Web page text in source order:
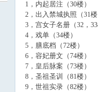
1，内起居注（30楼）
2，出入禁城执照（31楼
3，宫女子名册（32，33
4，戏单（34楼）
5，膳底档（72楼）
6，容妃册文（74楼）
7，皇后脉案（73楼）
8，圣祖圣训（81楼）
9，世祖实录（82楼）